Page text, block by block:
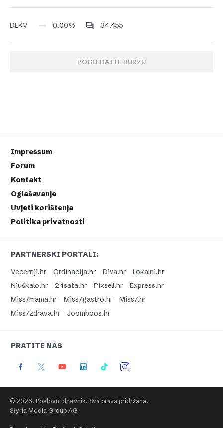
DLKV 0,00% 34,455
POGLEDAJTE BURZU
Impressum
Forum
Kontakt
Oglašavanje
Uvjeti korištenja
Politika privatnosti
PARTNERSKI PORTALI:
Vecernji.hr
Ordinacija.hr Diva.hr
Lokalni.hr
Njuškalo.hr
24sata.hr Pixsell.hr
Express.hr
Miss7mama.hr
Miss7gastro.hr
Miss7.hr
Miss7zdrava.hr
Joomboos.hr
PRATITE NAS
© 2026. Poslovni dnevnik. Sva prava pridržana.
Styria Media Group AG